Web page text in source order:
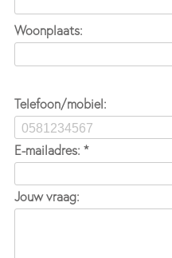
Woonplaats:
Telefoon/mobiel:
E-mailadres: *
Jouw vraag: